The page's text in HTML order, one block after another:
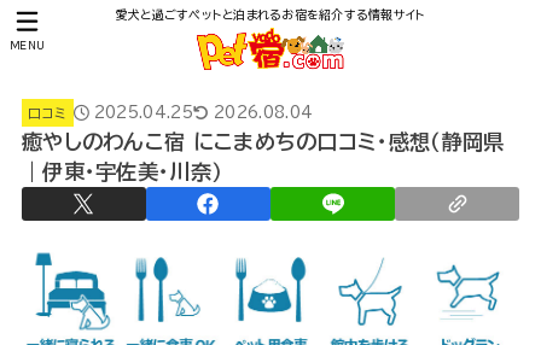
愛犬と過ごすペットと泊まれるお宿を紹介する情報サイト
MENU
口コミ 2025.04.25 2026.08.04
癒やしのわんこ宿 にこまめちの口コミ・感想（静岡県
｜伊東・宇佐美・川奈）